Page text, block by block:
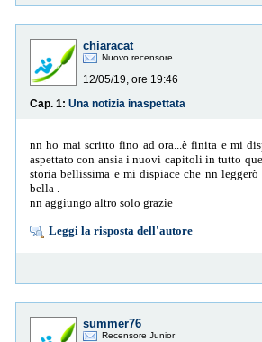
chiaracat
Nuovo recensore
12/05/19, ore 19:46
Cap. 1: Una notizia inaspettata
nn ho mai scritto fino ad ora...è finita e mi
aspettato con ansia i nuovi capitoli in tutto
storia bellissima e mi dispiace che nn
bella .
nn aggiungo altro solo grazie
Leggi la risposta dell'autore
summer76
Recensore Junior